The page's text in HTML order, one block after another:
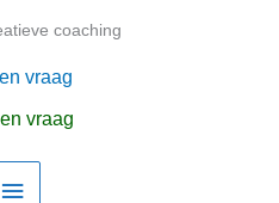
coaching
vraag
vraag